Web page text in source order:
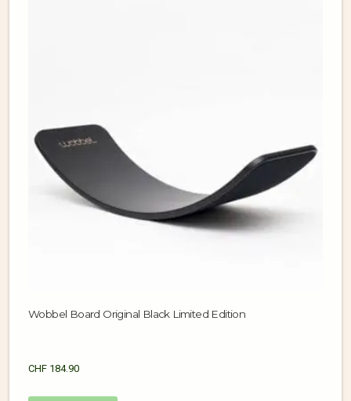
Wobbel Board Original Black Limited Edition
CHF 184.90